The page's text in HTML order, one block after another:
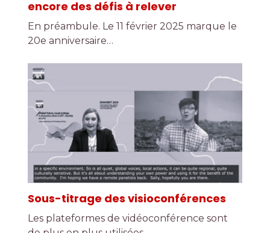
encore des défis à relever
En préambule. Le 11 février 2025 marque le
20e anniversaire…
Sous-titrage des visioconférences
Les plateformes de vidéoconférence sont